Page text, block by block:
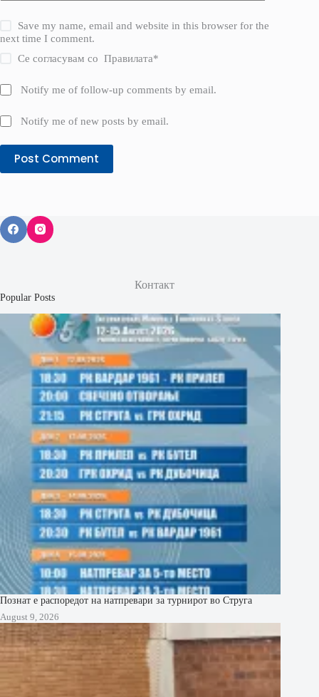
Save my name, email and website in this browser for the
next time I comment.
Се согласувам соПравилата*
Notify me of follow-up comments by email.
Notify me of new posts by email.
Post Comment
Контакт
Popular Posts
Познат е распоредот на натпревари за турнирот во Струга
August 9, 2026